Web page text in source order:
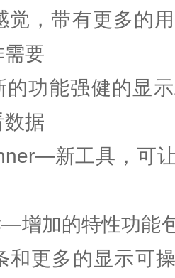
觉，带有更多的
要
功能强健的显
数据
新工具，可
增加的特性功能
和更多的显示可